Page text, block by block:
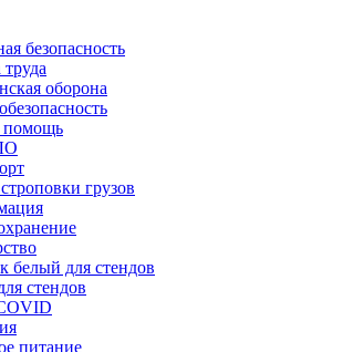
безопасность
оборона
помощь
грузов
белый для стендов
стендов
питание